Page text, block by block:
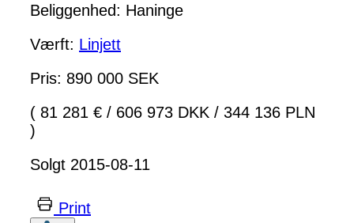
Beliggenhed: Haninge
Værft: Linjett
Pris: 890 000 SEK
( 81 281 € / 606 973 DKK / 344 136 PLN
)
Solgt 2015-08-11
Print